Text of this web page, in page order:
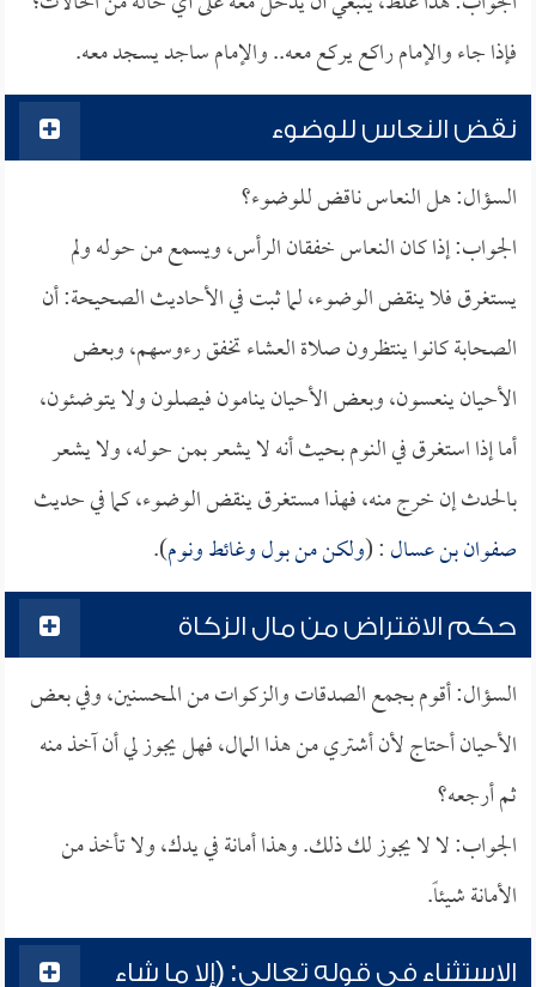
فإذا جاء والإمام راكع يركع معه.. والإمام ساجد يسجد معه.
نقض النعاس للوضوء
السؤال: هل النعاس ناقض للوضوء؟
الجواب: إذا كان النعاس خفقان الرأس، ويسمع من حوله ولم
يستغرق فلا ينقض الوضوء، لما ثبت في الأحاديث الصحيحة: أن
الصحابة كانوا ينتظرون صلاة العشاء تخفق رءوسهم، وبعض
الأحيان ينعسون، وبعض الأحيان ينامون فيصلون ولا يتوضئون،
أما إذا استغرق في النوم بحيث أنه لا يشعر بمن حوله، ولا يشعر
بالحدث إن خرج منه، فهذا مستغرق ينقض الوضوء، كما في حديث
صفوان بن عسال: (ولكن من بول وغائط ونوم).
حكم الاقتراض من مال الزكاة
السؤال: أقوم بجمع الصدقات والزكوات من المحسنين، وفي بعض
الأحيان أحتاج لأن أشتري من هذا المال، فهل يجوز لي أن آخذ منه
ثم أرجعه؟
الجواب: لا لا يجوز لك ذلك. وهذا أمانة في يدك، ولا تأخذ من
الأمانة شيئاً.
الاستثناء في قوله تعالى: (إلا ما شاء